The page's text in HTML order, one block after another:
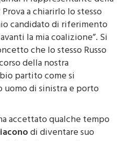
a chiarirlo lo stesso
candidato di riferimento
la mia coalizione”. Si
che lo stesso Russo
della nostra
partito come si
di sinistra e porto
accettato qualche tempo
di diventare suo